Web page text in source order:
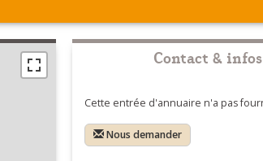
Contact & infos
Cette entrée d'annuaire n'a pas
Nous demander